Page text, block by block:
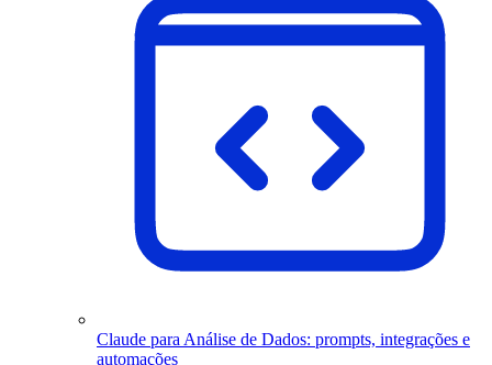
Claude para Análise de Dados: prompts, integrações e
automações